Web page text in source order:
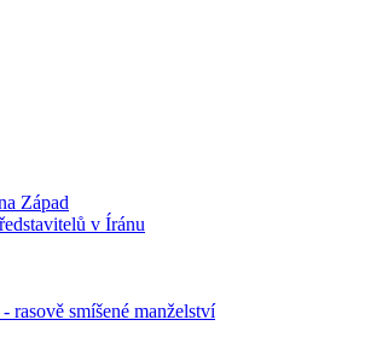
Západ
v Íránu
rasově smíšené manželství